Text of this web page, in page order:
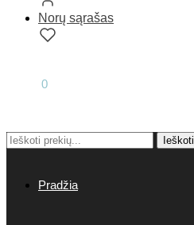
Norų sąrašas
0
Ieškoti
Pradžia